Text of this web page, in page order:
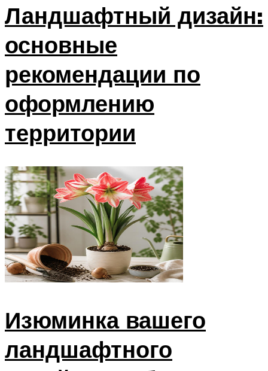
Ландшафтный дизайн:
основные
рекомендации по
оформлению
территории
Изюминка вашего
ландшафтного